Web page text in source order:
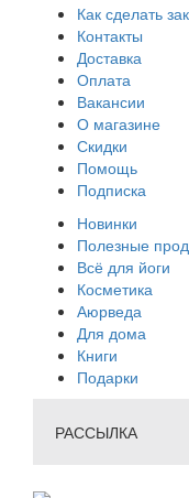
Как сделать
Контакты
Доставка
Оплата
Вакансии
О магазине
Скидки
Помощь
Подписка
Новинки
Полезные
Всё для йоги
Косметика
Аюрведа
Для дома
Книги
Подарки
РАССЫЛКА